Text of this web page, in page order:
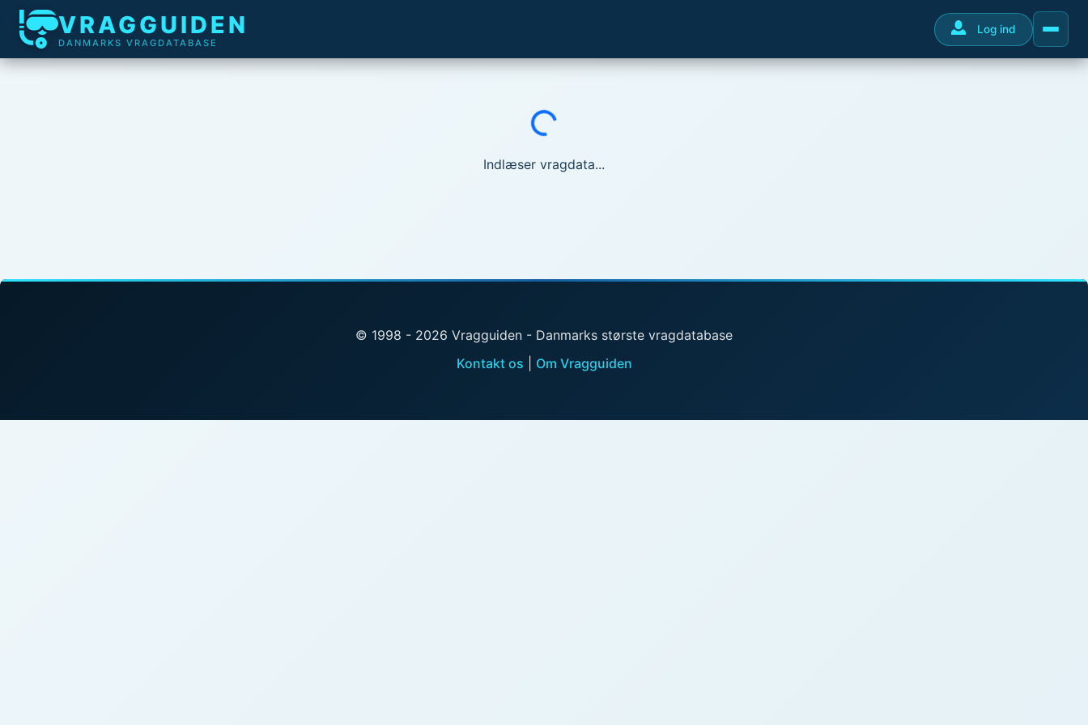
VRAGGUIDEN
DANMARKS VRAGDATABASE
Log ind
Indlæser...
Indlæser vragdata...
© 1998 - 2026 Vragguiden - Danmarks største vragdatabase
Kontakt os
Om Vragguiden